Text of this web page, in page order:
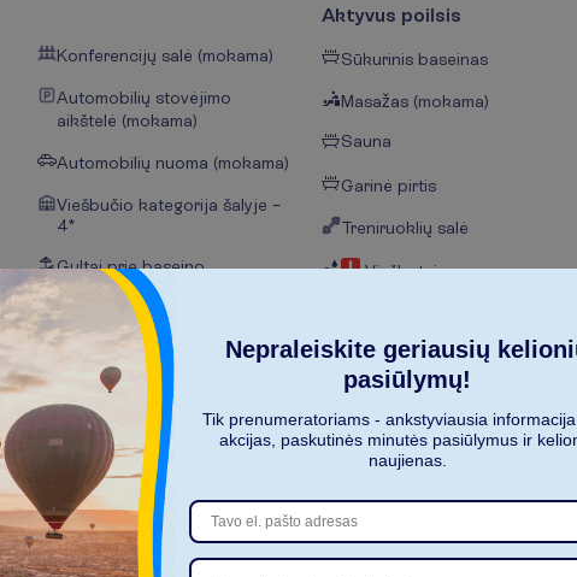
Konferencijų salė (mokama)
Automobilių stovėjimo
aikštelė (mokama)
Automobilių nuoma (mokama)
Viešbučio kategorija šalyje –
4*
Gultai prie baseino
Skėčiai nuo saulės prie
baseino
Bevielis internetas
Viešbutį sudaro 2 pastatai
Aktyvus poilsis
Sūkurinis baseinas
Masažas (mokama)
Sauna
Garinė pirtis
Treniruoklių salė
Viešbutyje yra
Rodyti visus
Nepraleiskite geriausių
pasiūlymų!
Tik prenumeratoriams - ankstyviausia
akcijas, paskutinės minutės pasiūlymus ir
naujienas.